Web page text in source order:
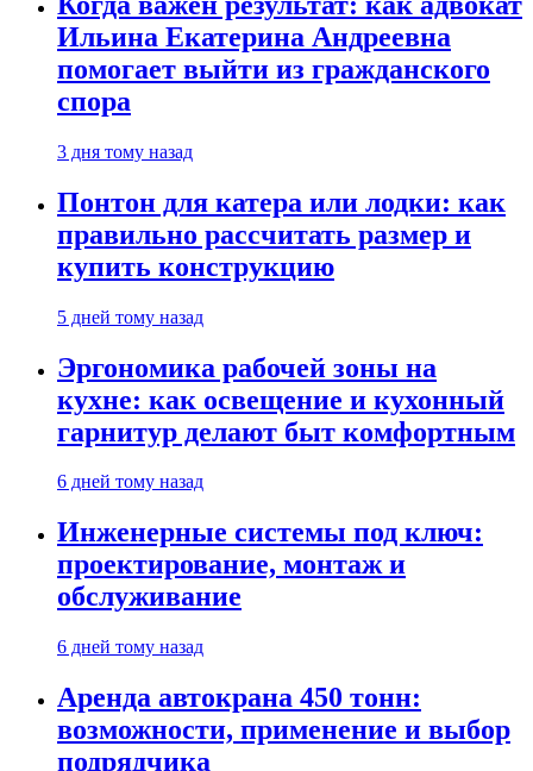
Ильина Екатерина Андреевна
помогает выйти из гражданского
спора
3 дня тому назад
Понтон для катера или лодки: как
правильно рассчитать размер и
купить конструкцию
5 дней тому назад
Эргономика рабочей зоны на
кухне: как освещение и кухонный
гарнитур делают быт комфортным
6 дней тому назад
Инженерные системы под ключ:
проектирование, монтаж и
обслуживание
6 дней тому назад
Аренда автокрана 450 тонн:
возможности, применение и выбор
подрядчика